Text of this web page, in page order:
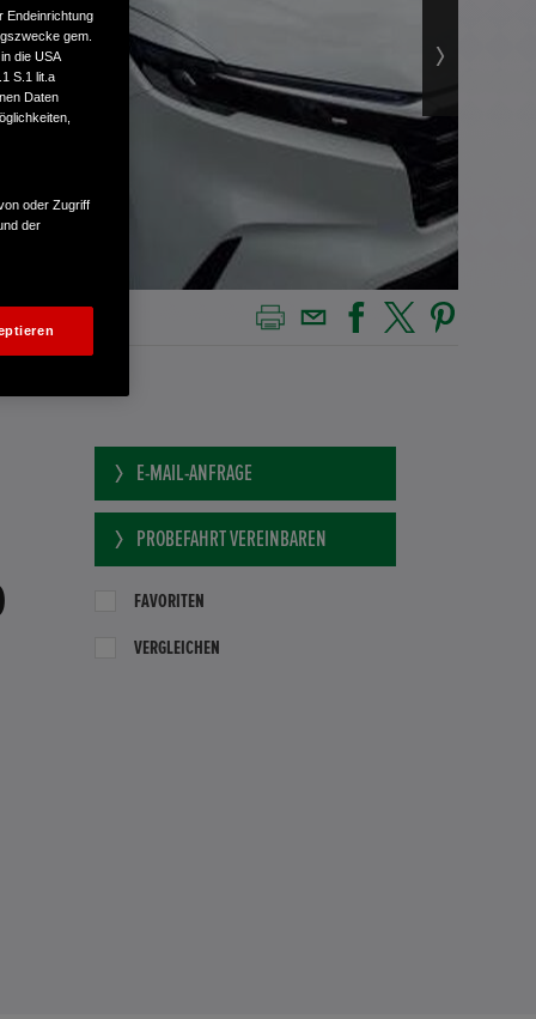
E-MAIL-ANFRAGE
PROBEFAHRT VEREINBAREN
FAVORITEN
VERGLEICHEN
Endeinrichtung
gem.
die USA
S.1 lit.a
Daten
oder Zugriff
der